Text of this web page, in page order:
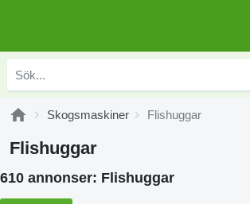
Skogsmaskiner Flishuggar
Flishuggar
610 annonser: Flishuggar